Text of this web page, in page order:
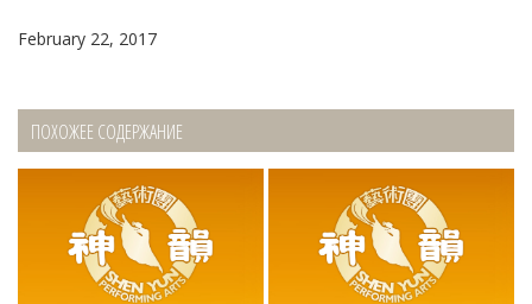
February 22, 2017
ПОХОЖЕЕ СОДЕРЖАНИЕ